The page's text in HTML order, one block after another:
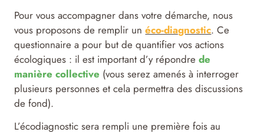
Pour vous accompagner dans votre démarche, nous
vous proposons de remplir unéco-diagnostic. Ce
questionnaire a pour but de quantifier vos actions
écologiques : il est important d’y répondrede
manière collective (vous serez amenés à interroger
plusieurs personnes et cela permettra des discussions
de fond).
L’écodiagnostic sera rempli une première fois au